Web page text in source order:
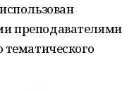
преподавателями
тематического